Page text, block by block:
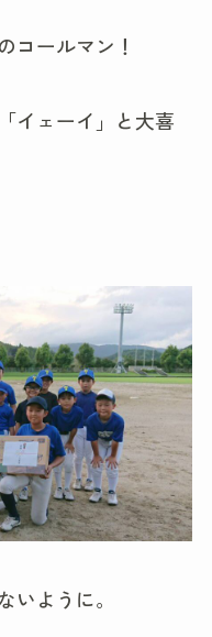
コールマン！
イェーイ」と大喜
いように。